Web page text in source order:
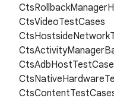
CtsVideoTestCases